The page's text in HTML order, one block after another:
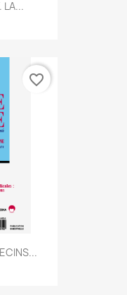
LA...
favorite_border